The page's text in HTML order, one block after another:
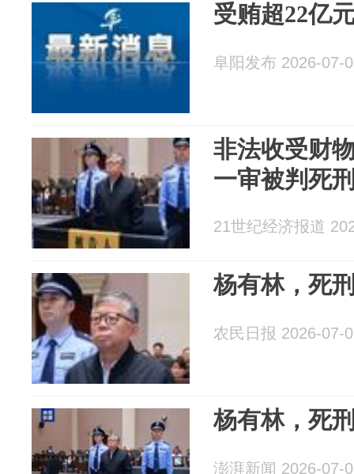
受贿超22亿
阜阳发布 2026-07-
非法收受财
一审被判死
21世纪经济报道
杨有林，死
农民日报 2026-07-
杨有林，死
澎湃新闻 2026-07-